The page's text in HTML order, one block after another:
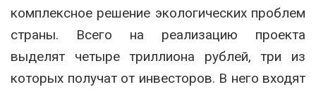
комплексное решение экологических проблем
страны. Всего на реализацию проекта
выделят четыре триллиона рублей, три из
которых получат от инвесторов. В него входят